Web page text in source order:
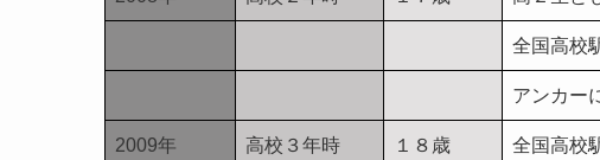
全国高校
アンカー
2009年 高校３年時 １８歳 全国高校